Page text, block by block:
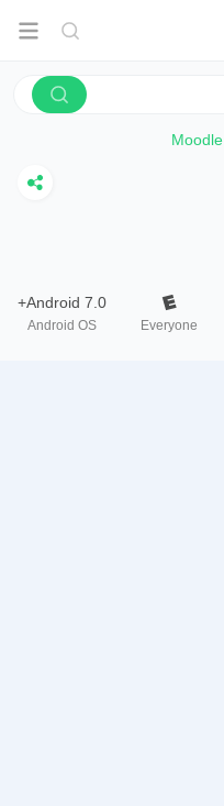
Moodle
Everyone
Android 7.0+
Android OS